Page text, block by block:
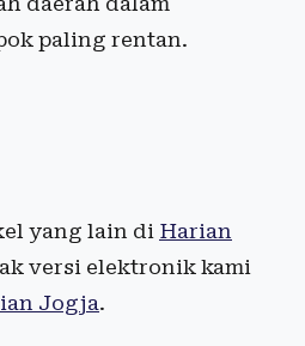
paling rentan.
yang lain di Harian
versi elektronik kami
Jogja.